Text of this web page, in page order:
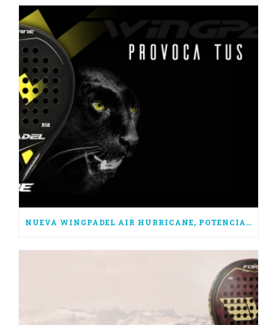
NUEVA WINGPADEL AIR HURRICANE, POTENCIA PURA